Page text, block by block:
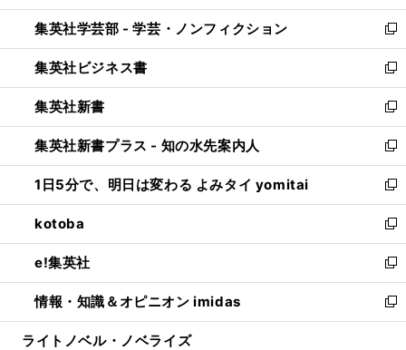
開
く
ウ
で
開
く
ン
ド
ウ
で
開
く
ウ
ィ
ン
ド
ウ
で
開
く
集英社学芸部 - 学芸・ノンフィクション
新
し
い
ウ
ィ
ン
ド
ウ
で
開
く
集英社ビジネス書
新
し
い
ウ
ィ
ン
ド
ウ
で
開
く
集英社新書
新
し
い
ウ
ィ
ン
ド
ウ
で
開
く
集英社新書プラス - 知の水先案内人
新
し
い
ウ
ィ
ン
ド
ウ
で
開
1日5分で、明日は変わる よみタイ yomitai
新
し
い
ウ
ィ
ン
ド
ウ
kotoba
新
し
い
ウ
ィ
ン
e!集英社
新
し
い
ウ
情報・知識＆オピニオン imidas
新
し
ライトノベル・ノベライズ